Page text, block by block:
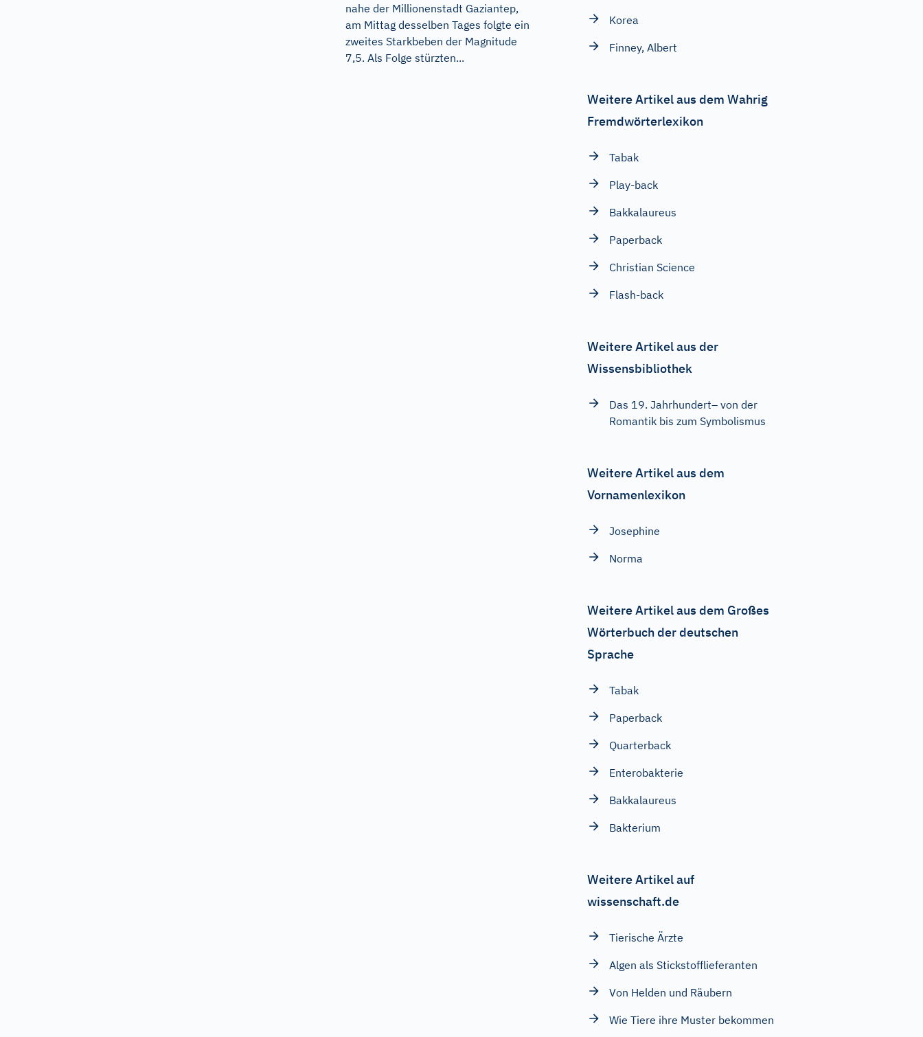
nahe der Millionenstadt Gaziantep,
am Mittag desselben Tages folgte ein
zweites Starkbeben der Magnitude
7,5. Als Folge stürzten...
Korea
Finney, Albert
Weitere Artikel aus dem Wahrig
Fremdwörterlexikon
Tabak
Play-back
Bakkalaureus
Paperback
Christian Science
Flash-back
Weitere Artikel aus der
Wissensbibliothek
Das 19. Jahrhundert– von der
Romantik bis zum Symbolismus
Weitere Artikel aus dem
Vornamenlexikon
Josephine
Norma
Weitere Artikel aus dem Großes
Wörterbuch der deutschen
Sprache
Tabak
Paperback
Quarterback
Enterobakterie
Bakkalaureus
Bakterium
Weitere Artikel auf
wissenschaft.de
Tierische Ärzte
Algen als Stickstofflieferanten
Von Helden und Räubern
Wie Tiere ihre Muster bekommen